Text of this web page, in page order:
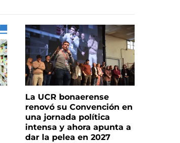
La UCR bonaerense
renovó su Convención en
una jornada política
intensa y ahora apunta a
dar la pelea en 2027